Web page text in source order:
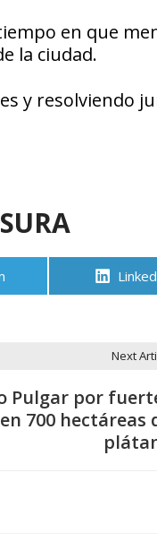
en que
la ciudad.
y resolviendo
Next
Pulgar por
700 hectáreas